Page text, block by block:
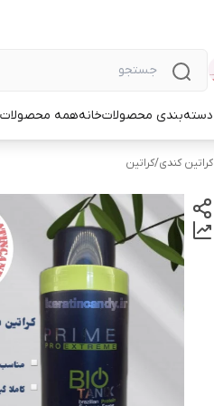
دسته‌بندی محصولاتخانههمه محصولات
کراتین کندی/کراتین